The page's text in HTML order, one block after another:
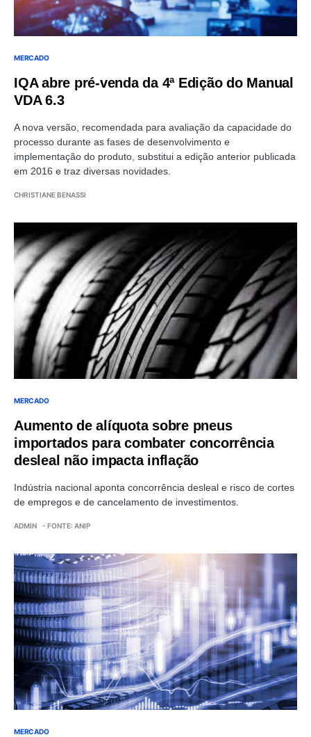
MERCADO
IQA abre pré-venda da 4ª Edição do Manual
VDA 6.3
A nova versão, recomendada para avaliação da capacidade do
processo durante as fases de desenvolvimento e
implementação do produto, substitui a edição anterior publicada
em 2016 e traz diversas novidades.
CHRISTIANE BENASSI
MERCADO
Aumento de alíquota sobre pneus
importados para combater concorrência
desleal não impacta inflação
Indústria nacional aponta concorrência desleal e risco de cortes
de empregos e de cancelamento de investimentos.
ADMIN - FONTE: ANIP
MERCADO